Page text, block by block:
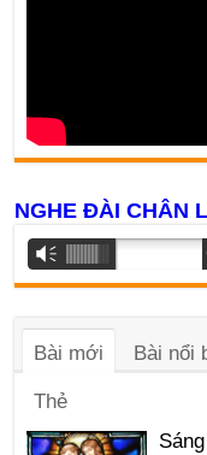
NGHE ĐÀI CHÂN
Trình
phát
âm
Vm
Bài mới Bài nổi
Thẻ